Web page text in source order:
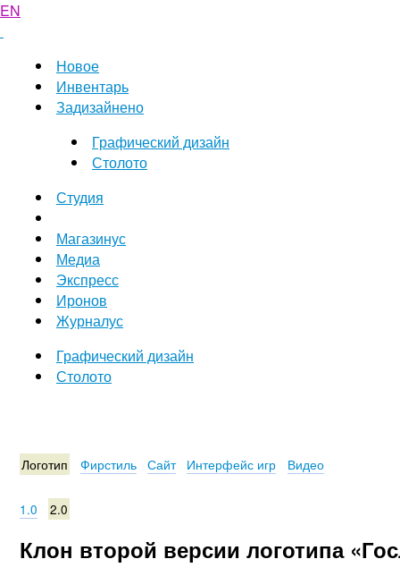
EN
Новое
Инвентарь
Задизайнено
Графический дизайн
Столото
Студия
Магазинус
Медиа
Экспресс
Иронов
Журналус
Графический дизайн
Столото
Логотип Фирстиль Сайт Интерфейс игр Видео
1.0 2.0
Клон второй версии логотипа